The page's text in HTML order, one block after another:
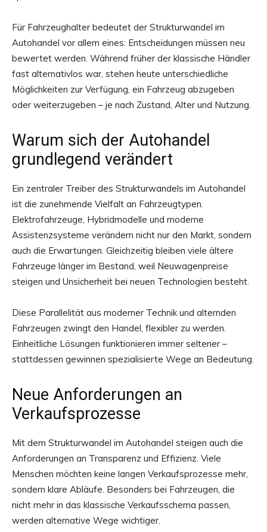
Für Fahrzeughalter bedeutet der Strukturwandel im
Autohandel vor allem eines: Entscheidungen müssen neu
bewertet werden. Während früher der klassische Händler
fast alternativlos war, stehen heute unterschiedliche
Möglichkeiten zur Verfügung, ein Fahrzeug abzugeben
oder weiterzugeben – je nach Zustand, Alter und Nutzung.
Warum sich der Autohandel
grundlegend verändert
Ein zentraler Treiber des Strukturwandels im Autohandel
ist die zunehmende Vielfalt an Fahrzeugtypen.
Elektrofahrzeuge, Hybridmodelle und moderne
Assistenzsysteme verändern nicht nur den Markt, sondern
auch die Erwartungen. Gleichzeitig bleiben viele ältere
Fahrzeuge länger im Bestand, weil Neuwagenpreise
steigen und Unsicherheit bei neuen Technologien besteht.
Diese Parallelität aus moderner Technik und alternden
Fahrzeugen zwingt den Handel, flexibler zu werden.
Einheitliche Lösungen funktionieren immer seltener –
stattdessen gewinnen spezialisierte Wege an Bedeutung.
Neue Anforderungen an
Verkaufsprozesse
Mit dem Strukturwandel im Autohandel steigen auch die
Anforderungen an Transparenz und Effizienz. Viele
Menschen möchten keine langen Verkaufsprozesse mehr,
sondern klare Abläufe. Besonders bei Fahrzeugen, die
nicht mehr in das klassische Verkaufsschema passen,
werden alternative Wege wichtiger.